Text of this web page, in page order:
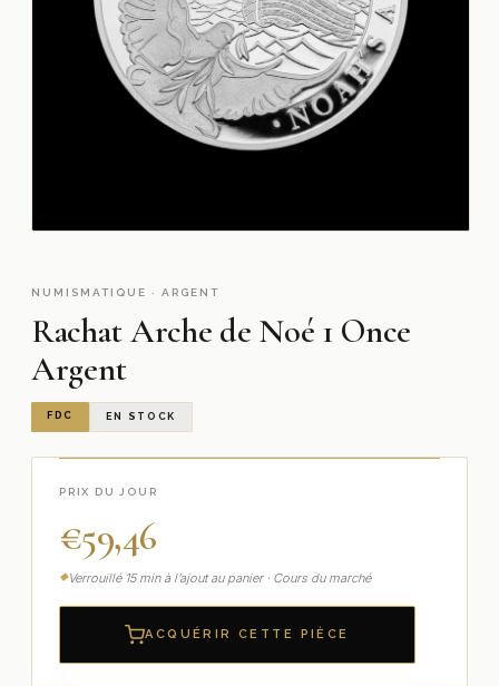
NUMISMATIQUE · ARGENT
Rachat Arche de Noé 1 Once
Argent
FDC EN STOCK
PRIX DU JOUR
€59,46
Verrouillé 15 min à l’ajout au panier · Cours du marché
ACQUÉRIR CETTE PIÈCE